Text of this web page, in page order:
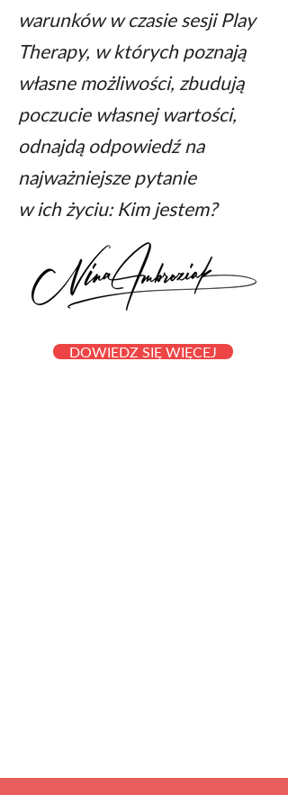
warunków w czasie sesji Play
Therapy, w których poznają
własne możliwości, zbudują
poczucie własnej wartości,
odnajdą odpowiedź na
najważniejsze pytanie
w ich życiu: Kim jestem?
DOWIEDZ SIĘ WIĘCEJ